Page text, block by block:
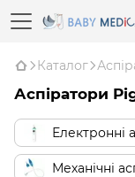
Каталог
Аспіратори
Електронні
Механічні